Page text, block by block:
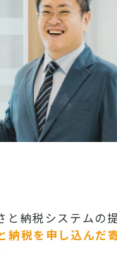
納税システムの
納税を申し込んだ